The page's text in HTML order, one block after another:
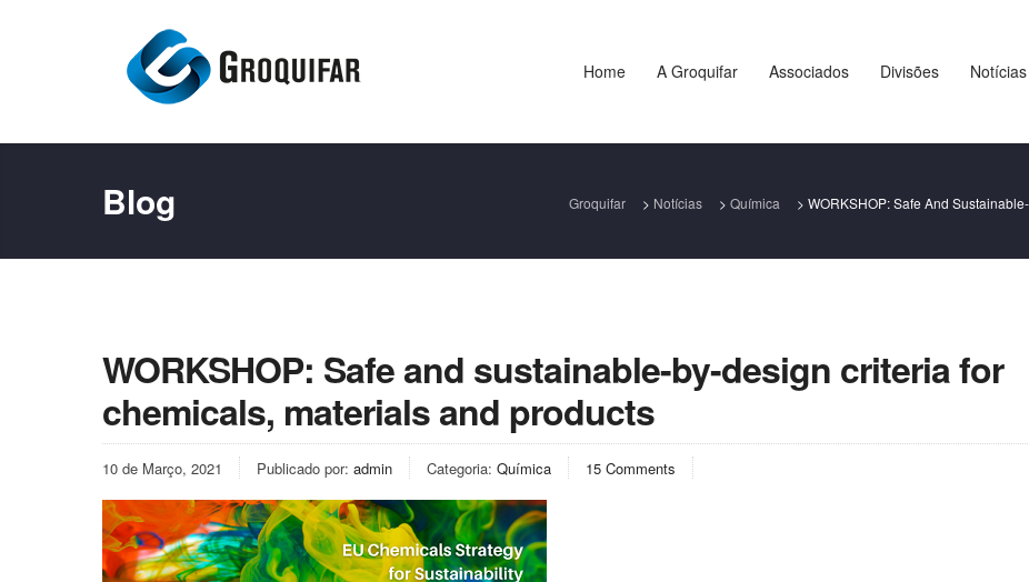
Home A Groquifar Associados Divisões Notícias
Blog Groquifar > Notícias > Química > WORKSHOP: Safe And
WORKSHOP: Safe and sustainable-by-design criteria for
chemicals, materials and products
10 de Março, 2021 Publicado por: admin Categoria: Química 15 Comments